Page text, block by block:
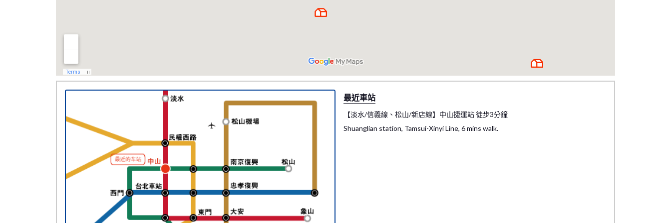
最近車站
【淡水/信義線、松山/新店線】中山捷運站 徒步3分鐘
Shuanglian station, Tamsui-Xinyi Line, 6 mins walk.